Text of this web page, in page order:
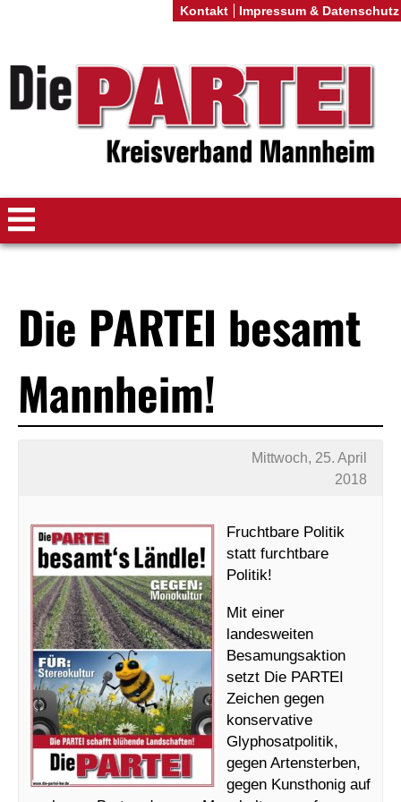
Die PARTEI besamt
Mannheim!
Mittwoch, 25. April
2018
Fruchtbare Politik
statt furchtbare
Politik!
Mit einer
landesweiten
Besamungsaktion
setzt Die PARTEI
Zeichen gegen
konservative
Glyphosatpolitik,
gegen Artensterben,
gegen Kunsthonig auf
Kontakt Impressum & Datenschutz